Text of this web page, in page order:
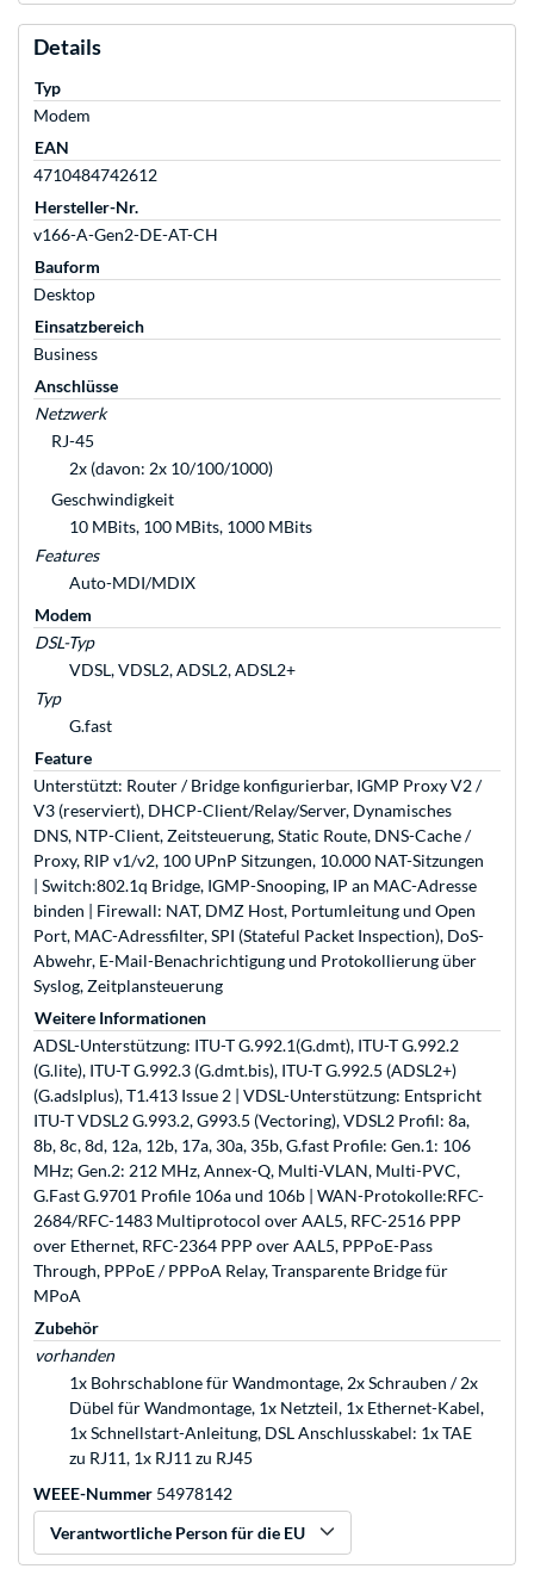
Details
Typ
Modem
EAN
4710484742612
Hersteller-Nr.
v166-A-Gen2-DE-AT-CH
Bauform
Desktop
Einsatzbereich
Business
Anschlüsse
Netzwerk
RJ-45
2x (davon: 2x 10/100/1000)
Geschwindigkeit
10 MBits, 100 MBits, 1000 MBits
Features
Auto-MDI/MDIX
Modem
DSL-Typ
VDSL, VDSL2, ADSL2, ADSL2+
Typ
G.fast
Feature
Unterstützt: Router / Bridge konfigurierbar, IGMP Proxy V2 /
V3 (reserviert), DHCP-Client/Relay/Server, Dynamisches
DNS, NTP-Client, Zeitsteuerung, Static Route, DNS-Cache /
Proxy, RIP v1/v2, 100 UPnP Sitzungen, 10.000 NAT-Sitzungen
| Switch:802.1q Bridge, IGMP-Snooping, IP an MAC-Adresse
binden | Firewall: NAT, DMZ Host, Portumleitung und Open
Port, MAC-Adressfilter, SPI (Stateful Packet Inspection), DoS-
Abwehr, E-Mail-Benachrichtigung und Protokollierung über
Syslog, Zeitplansteuerung
Weitere Informationen
ADSL-Unterstützung: ITU-T G.992.1(G.dmt), ITU-T G.992.2
(G.lite), ITU-T G.992.3 (G.dmt.bis), ITU-T G.992.5 (ADSL2+)
(G.adslplus), T1.413 Issue 2 | VDSL-Unterstützung: Entspricht
ITU-T VDSL2 G.993.2, G993.5 (Vectoring), VDSL2 Profil: 8a,
8b, 8c, 8d, 12a, 12b, 17a, 30a, 35b, G.fast Profile: Gen.1: 106
MHz; Gen.2: 212 MHz, Annex-Q, Multi-VLAN, Multi-PVC,
G.Fast G.9701 Profile 106a und 106b | WAN-Protokolle:RFC-
2684/RFC-1483 Multiprotocol over AAL5, RFC-2516 PPP
over Ethernet, RFC-2364 PPP over AAL5, PPPoE-Pass
Through, PPPoE / PPPoA Relay, Transparente Bridge für
MPoA
Zubehör
vorhanden
1x Bohrschablone für Wandmontage, 2x Schrauben / 2x
Dübel für Wandmontage, 1x Netzteil, 1x Ethernet-Kabel,
1x Schnellstart-Anleitung, DSL Anschlusskabel: 1x TAE
zu RJ11, 1x RJ11 zu RJ45
WEEE-Nummer 54978142
Verantwortliche Person für die EU